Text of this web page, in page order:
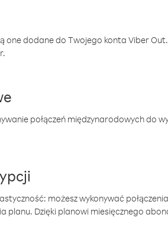
one dodane do Twojego konta Viber
połączeń międzynarodowych do
możesz wykonywać
planu. Dzięki planowi miesięcznego